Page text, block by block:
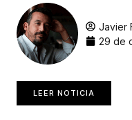
Javier
29 de
LEER NOTICIA